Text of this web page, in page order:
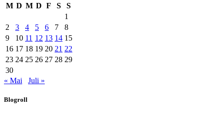
M D M D F S
S
1
2
3 4 5 6 7
8
9
10 11 12 13 14 15
16 17 18 19 20 21 22
23 24 25 26 27 28 29
30
« Mai
Juli »
Blogroll